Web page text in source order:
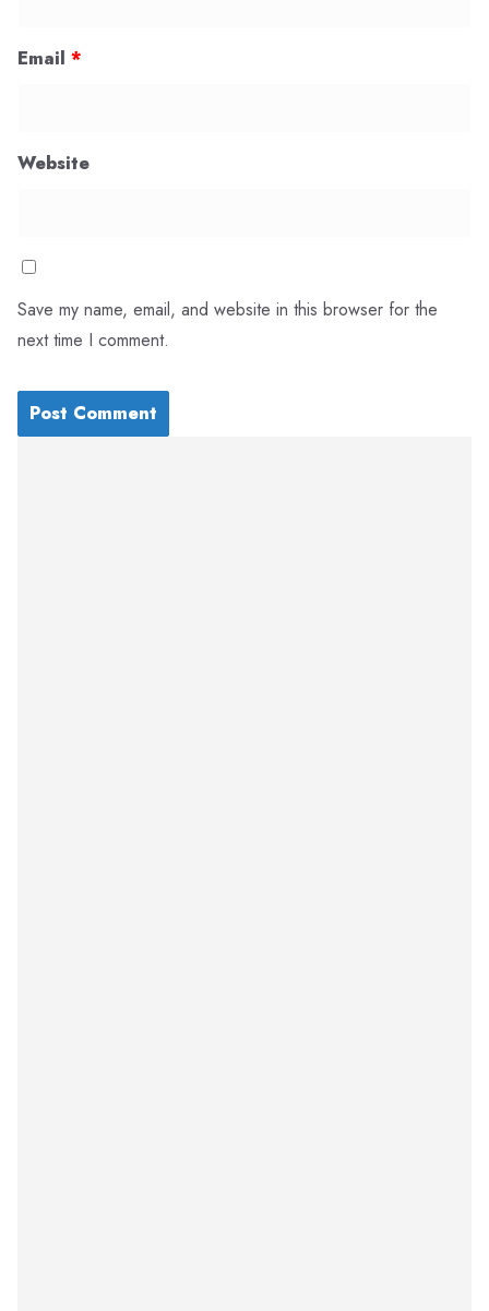
Email *
Website
Save my name, email, and website in this browser for the
next time I comment.